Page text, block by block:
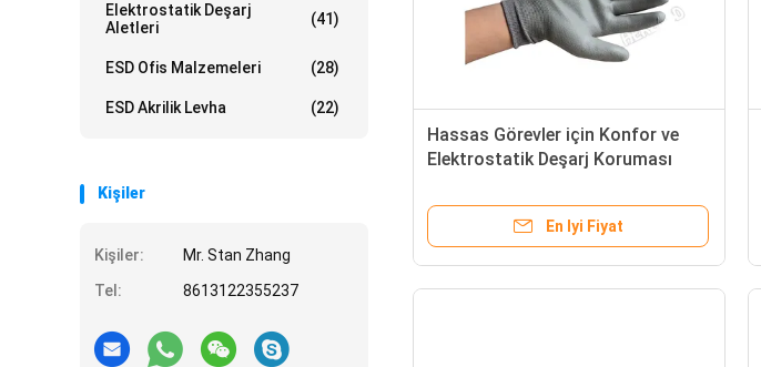
Elektrostatik Deşarj
Aletleri
(41)
ESD Ofis Malzemeleri (28)
ESD Akrilik Levha (22)
Kişiler
Kişiler:
Mr. Stan Zhang
Tel:
8613122355237
Hassas Görevler için Konfor ve
Elektrostatik Deşarj Koruması
Eldivenleri
En Iyi Fiyat